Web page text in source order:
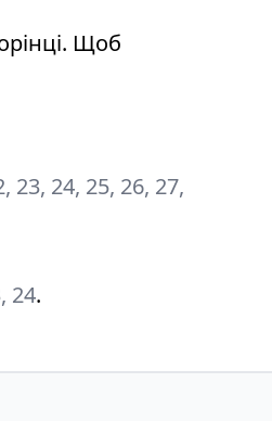
Щоб
23, 24, 25, 26, 27,
24.